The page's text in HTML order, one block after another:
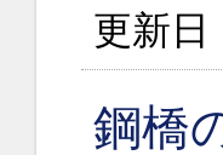
更新日
鋼橋